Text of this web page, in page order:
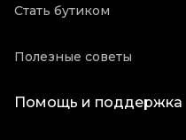
Стать бутиком
Полезные советы
Помощь и поддержка